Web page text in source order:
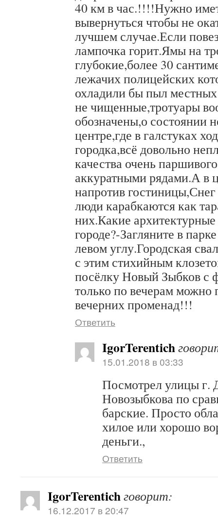
40 км в час.!!!!Нужно
вывернуться чтобы не
лучшем случае.Если
лампочка горит.Ямы на
глубокие,более 30
лежачих полицейских
охладили бы пыл
не чищенные,тротуары
обозначены,о состоянии
центре,где в галстуках
городка,всё довольно
качества очень
аккуратными рядами.А в
напротив
люди карабкаются как
них.Какие
городе?-Загляните в
левом углу.Городская
с этим стихийным
посёлку Новый Зыбков с
только по вечерам можно
вечерних променад!!!
Ответить
IgorTerentich
15.01.2018 в 03:33
Посмотрел улицы г.
Новозыбкова по
барские. Просто
хилое или хорошо
деньги.,
Ответить
IgorTerentichговорит:
16.12.2017 в 20:47